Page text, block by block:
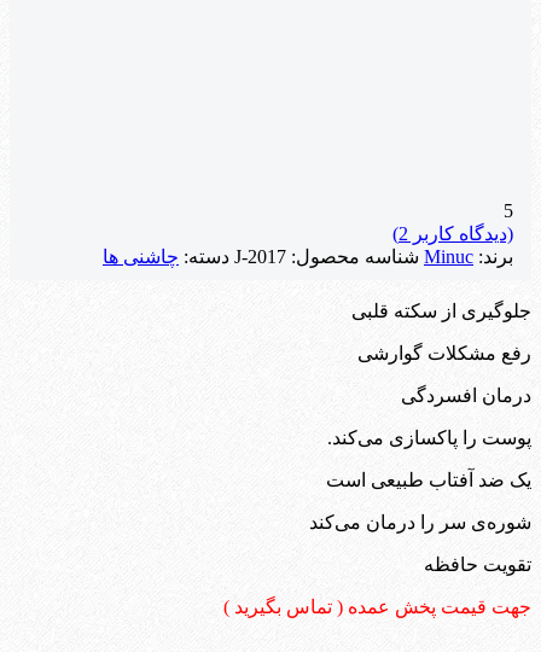
5
(دیدگاه کاربر 2
)
برند: Minuc شناسه محصول: J-2017 دسته: چاشنی ها
جلوگیری از سکته قلبی
رفع مشکلات گوارشی
درمان افسردگی
پوست را پاکسازی می‌کند.
یک ضد آفتاب طبیعی است
شوره‌ی سر را درمان می‌کند
تقویت حافظه
جهت قیمت پخش عمده ( تماس بگیرید )